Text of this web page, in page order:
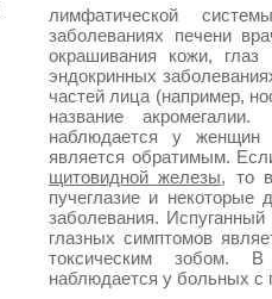
лимфатической
заболеваниях печени
окрашивания кожи,
эндокринных
частей лица (например,
название
наблюдается у
является обратимым.
щитовидной железы, то
пучеглазие и некоторые
заболевания.
глазных симптомов
токсическим зобом.
наблюдается у больных